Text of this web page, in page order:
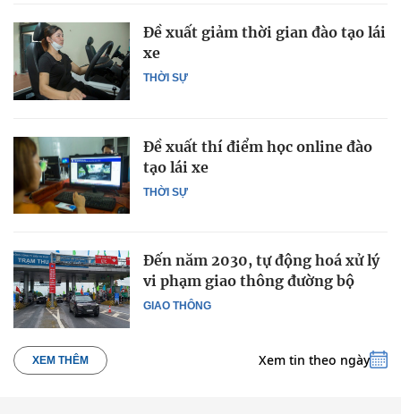
THỜI SỰ
Đề xuất giảm thời gian đào tạo lái
xe
THỜI SỰ
Đề xuất thí điểm học online đào
tạo lái xe
GIAO THÔNG
Đến năm 2030, tự động hoá xử lý
vi phạm giao thông đường bộ
XEM THÊM Xem tin theo ngày